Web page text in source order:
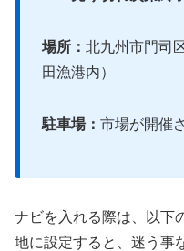
場所： 北九州市門司
田漁港内）
駐車場： 市場が開催
ナビを入れる際は、以下
地に設定すると、迷う事